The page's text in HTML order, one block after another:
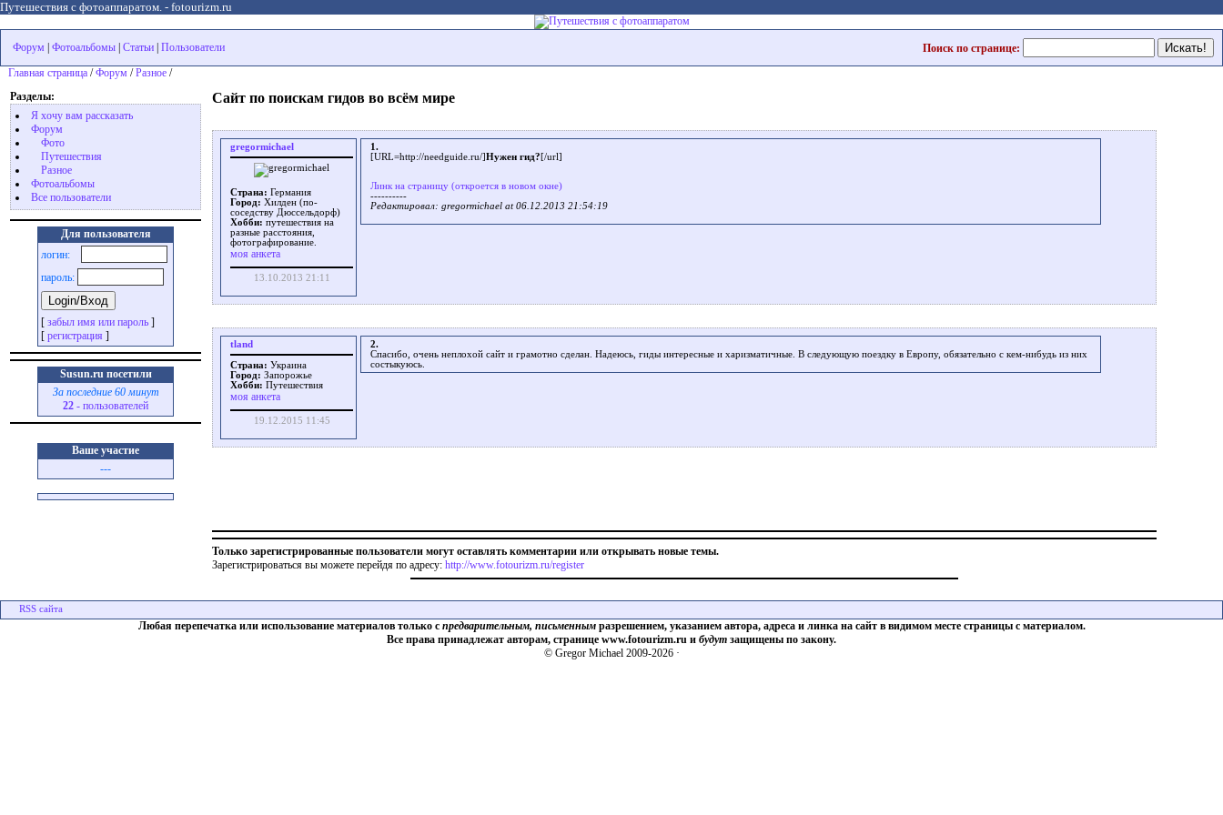
Путешествия с фотоаппаратом. - fotourizm.ru
Форум Фотоальбомы Статьи Пользователи
Поиск по странице:
Главная страница /Форум /Разное /
Разделы:
Я хочу вам рассказать
Форум
Фото
Путешествия
Разное
Фотоальбомы
Все пользователи
Для пользователя
логин:
пароль:
[ забыл имя или пароль ]
[ регистрация ]
Susun.ru посетили
За последние 60 минут
22 - пользователей
Ваше участие
---
Сайт по поискам гидов во всём мире
gregormichael
Страна: Германия
Город: Хилден (по-
соседству Дюссельдорф)
Хобби: путешествия на
разные расстояния,
фотографирование.
моя анкета
13.10.2013 21:11
1.
[URL=http://needguide.ru/]Нужен гид?[/url]
Линк на страницу (откроется в новом окне)
----------
Редактировал: gregormichael at 06.12.2013 21:54:19
tland
Страна: Украина
Город: Запорожье
Хобби: Путешествия
моя анкета
19.12.2015 11:45
2.
Спасибо, очень неплохой сайт и грамотно сделан. Надеюсь, гиды интересные и харизматичные. В следующую поездку в Европу, обязательно с кем-нибудь из них
состыкуюсь.
Только зарегистрированные пользователи могут оставлять комментарии или открывать новые темы.
Зарегистрироваться вы можете перейдя по адресу: http://www.fotourizm.ru/register
Любая перепечатка или использование материалов только с предварительным, письменнымразрешением, указанием автора, адреса и линка на сайт в видимом месте страницы с материалом.
Все права принадлежат авторам, странице www.fotourizm.ru и будут защищены по закону.
© Gregor Michael 2009-2026 ·